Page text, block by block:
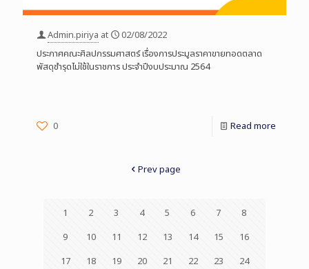
Admin.piriya at
02/08/2022
ประกาศคณะศิลปกรรมศาสตร์ เรื่องการประมูลราคาขายทอดตลาด
พัสดุชำรุดไม่ใช้ในราชการ ประจำปีงบประมาณ 2564
0 Read more
Prev page
1 2 3 4 5 6 7
8
9
10 11 12 13 14 15
16
17
18 19 20 21 22 23
24